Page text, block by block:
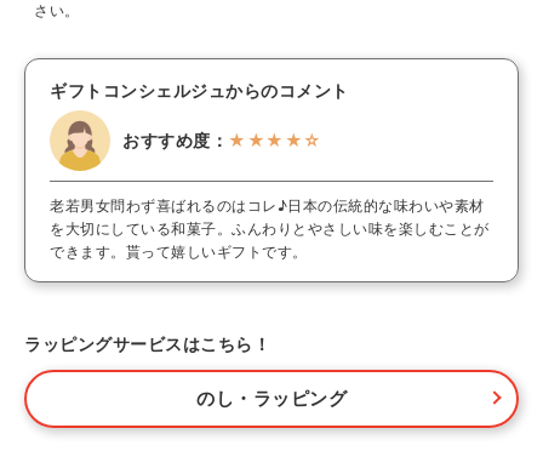
さい。
ギフトコンシェルジュからのコメント
おすすめ度： ★★★★☆
老若男女問わず喜ばれるのはコレ♪日本の伝統的な味わいや素材
を大切にしている和菓子。ふんわりとやさしい味を楽しむことが
できます。貰って嬉しいギフトです。
ラッピングサービスはこちら！
のし・ラッピング